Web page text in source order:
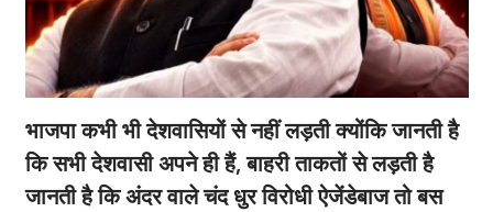
भाजपा कभी भी देशवासियों से नहीं लड़ती क्योंकि जानती है
कि सभी देशवासी अपने ही हैं, बाहरी ताकतों से लड़ती है
जानती है कि अंदर वाले चंद धुर विरोधी ऐजेंडेबाज तो बस